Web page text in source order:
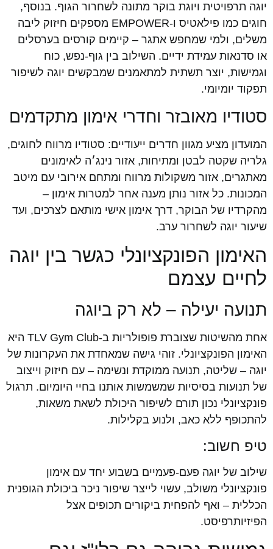
יוגה תרפויטית ויוגת בוקר מתונה לשחרור הגוף. בנוסף,
חוגים כמו פילאטיס ו-EMPOWER מספקים חיזוק ליבה
משלים, ולמי שמחפש אתגר – קיימים קורסים בערסלים
או סדנאות עמידת ידיים. השילוב בין גוף-נפש, כוח
וגמישות, יוצר תשתית למתאמנים שמבקשים יוגה לשיפור
תפקוד יומיומי.
סטודיו מאובזר וחדרי אימון מתקדמים
המועדון מציע מגוון חדרים ייעודיים: סטודיו מרווח לחוגים,
גלריה שקטה לבטן ומתיחות, אזור נינג׳ה לאימונים
מאתגרים, אזור משקולות מרווח ומתחם אירובי עם מיטב
המכונות. כל אזור נותן מענה אחר למטרות אימון –
מהקרדיו של הבוקר, דרך אימון אישי מותאם לצרכים, ועד
שיעור יוגה לשחרור ערב.
האימון הפונקציונלי כגשר בין יוגה
לחיים עצמם
תנועה יעילה – לא רק ביוגה
אחת מהשיטות שצוברת פופולריות ב-TLV Gym Club היא
האימון הפונקציונלי. זוהי גישה שמאחדת את העקרונות של
יוגה – שליטה, תנועה ממוקדת ונשימה – עם חיזוק וייצוב
של תנועות בסיסיות שמשמשות אותנו בחיי היומיום. תרגול
פונקציונלי נכון תורם לשיפור היכולת לשאת משאות,
להתכופף ללא כאב, ולנוע בקלילות.
טיפ חשוב:
שילוב של יוגה פעם-פעמיים בשבוע יחד עם אימון
פונקציונלי משולב, עשוי לייצר שיפור ניכר ביכולת הגופנית
הכללית – ואף להפחית ביקורים תכופים אצל
הפיזיותרפיסט.